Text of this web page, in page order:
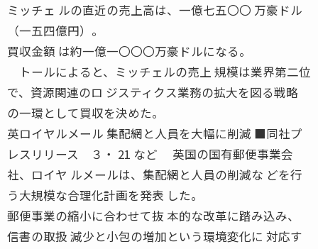
ミッチェ ルの直近の売上高は、一億七五〇〇 万豪ドル
（一五四億円）。
買収金額 は約一億一〇〇〇万豪ドルになる。
トールによると、ミッチェルの売上 規模は業界第二位
で、資源関連のロ ジスティクス業務の拡大を図る戦略
の一環として買収を決めた。
英ロイヤルメール 集配網と人員を大幅に削減 ■同社プ
レスリリース ３・ 21 など 英国の国有郵便事業会
社、ロイヤ ルメールは、集配網と人員の削減な どを行
う大規模な合理化計画を発表 した。
郵便事業の縮小に合わせて抜 本的な改革に踏み込み、
信書の取扱 減少と小包の増加という環境変化に 対応す